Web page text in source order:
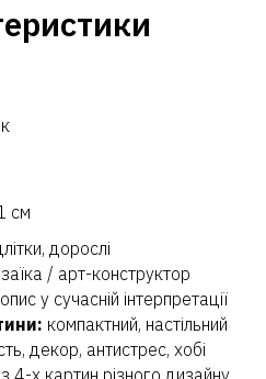
см
дорослі
/ арт-конструктор
у сучасній інтерпретації
компактний, настільний
декор, антистрес, хобі
4-х картин різного дизайну,